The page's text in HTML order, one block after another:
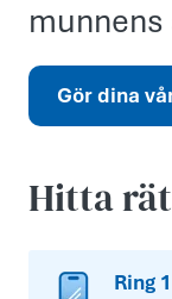
Gör dina
Hitta
Ring